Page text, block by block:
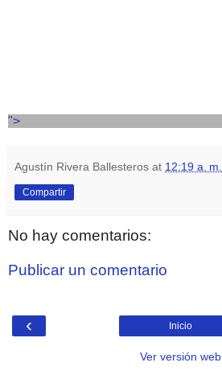
">
Agustín Rivera Ballesteros at 12:19 a. m.
Compartir
No hay comentarios:
Publicar un comentario
‹ Inicio
Ver versión web